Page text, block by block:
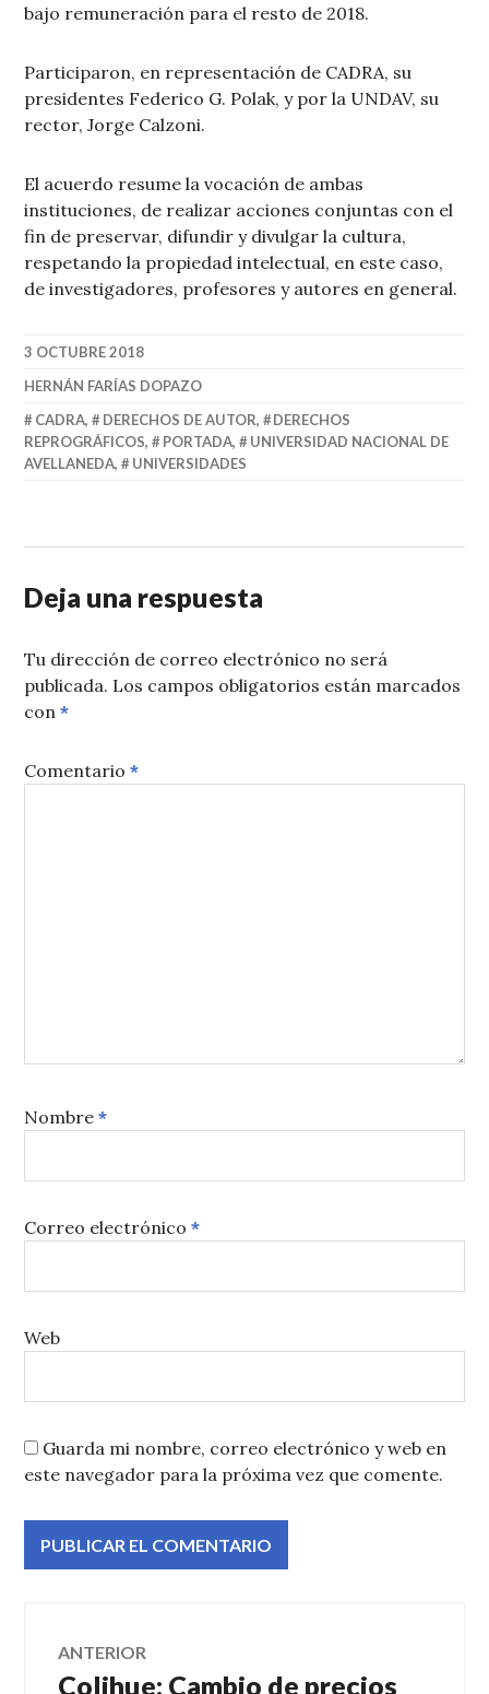
bajo remuneración para el resto de 2018.
Participaron, en representación de CADRA, su
presidentes Federico G. Polak, y por la UNDAV, su
rector, Jorge Calzoni.
El acuerdo resume la vocación de ambas
instituciones, de realizar acciones conjuntas con el
fin de preservar, difundir y divulgar la cultura,
respetando la propiedad intelectual, en este caso,
de investigadores, profesores y autores en general.
3 OCTUBRE 2018
HERNÁN FARÍAS DOPAZO
CADRA, DERECHOS DE AUTOR,
DERECHOS
REPROGRÁFICOS, PORTADA,
UNIVERSIDAD NACIONAL DE
AVELLANEDA, UNIVERSIDADES
Deja una respuesta
Tu dirección de correo electrónico no será
publicada. Los campos obligatorios están marcados
con*
Comentario*
Nombre*
Correo electrónico*
Web
Guarda mi nombre, correo electrónico y web en
este navegador para la próxima vez que comente.
Navegación
ANTERIOR
Entrada
Colihue: Cambio de precios